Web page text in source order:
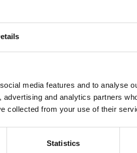
media features and to analyse
and analytics partners
collected from your use of their
Statistics
wissen,